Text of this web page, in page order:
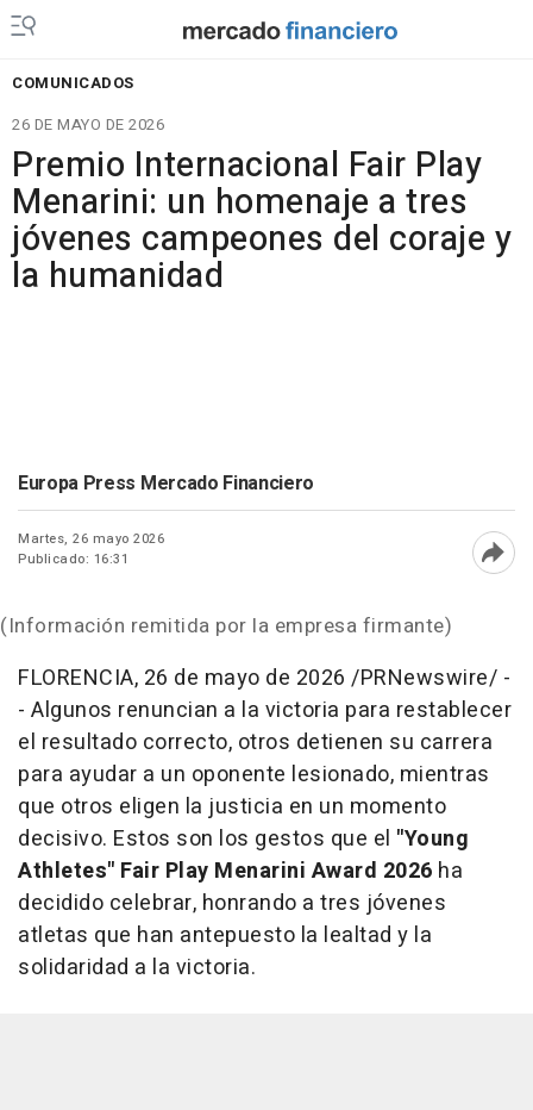
COMUNICADOS
26 DE MAYO DE 2026
Premio Internacional Fair Play
Menarini: un homenaje a tres
jóvenes campeones del coraje y
la humanidad
Europa Press Mercado Financiero
Martes, 26 mayo 2026
Publicado: 16:31
(Información remitida por la empresa firmante)
FLORENCIA, 26 de mayo de 2026 /PRNewswire/ -
- Algunos renuncian a la victoria para restablecer
el resultado correcto, otros detienen su carrera
para ayudar a un oponente lesionado, mientras
que otros eligen la justicia en un momento
decisivo. Estos son los gestos que el "Young
Athletes" Fair Play Menarini Award 2026 ha
decidido celebrar, honrando a tres jóvenes
atletas que han antepuesto la lealtad y la
solidaridad a la victoria.